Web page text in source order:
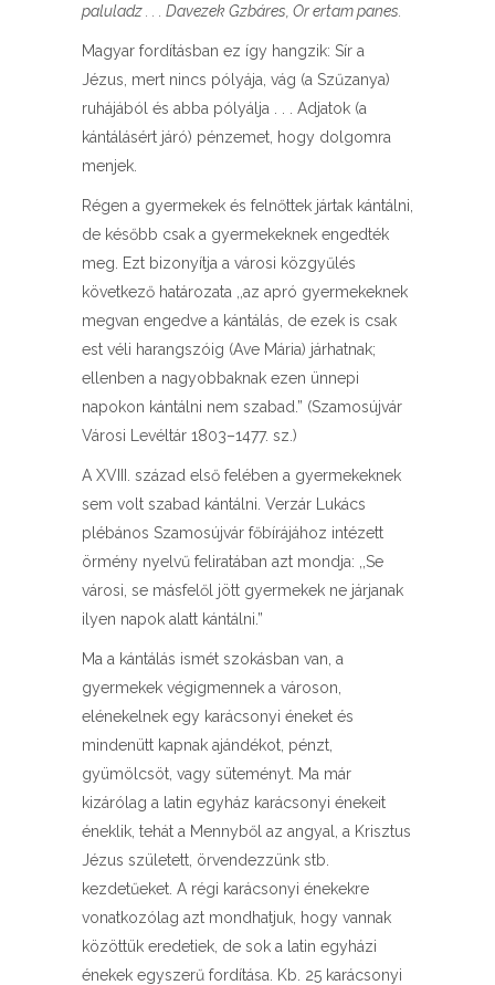
paluladz . . . Davezek Gzbáres, Or ertam panes.
Magyar fordításban ez így hangzik: Sír a
Jézus, mert nincs pólyája, vág (a Szűzanya)
ruhájából és abba pólyálja . . . Adjatok (a
kántálásért járó) pénzemet, hogy dolgomra
menjek.
Régen a gyermekek és felnőttek jártak kántálni,
de később csak a gyermekeknek engedték
meg. Ezt bizonyítja a városi közgyűlés
következő határozata ,,az apró gyermekeknek
megvan engedve a kántálás, de ezek is csak
est véli harangszóig (Ave Mária) járhatnak;
ellenben a nagyobbaknak ezen ünnepi
napokon kántálni nem szabad.” (Szamosújvár
Városi Levéltár 1803–1477. sz.)
A XVIII. század első felében a gyermekeknek
sem volt szabad kántálni. Verzár Lukács
plébános Szamosújvár főbírájához intézett
örmény nyelvű feliratában azt mondja: ,,Se
városi, se másfelől jött gyermekek ne járjanak
ilyen napok alatt kántálni.”
Ma a kántálás ismét szokásban van, a
gyermekek végigmennek a városon,
elénekelnek egy karácsonyi éneket és
mindenütt kapnak ajándékot, pénzt,
gyümölcsöt, vagy süteményt. Ma már
kizárólag a latin egyház karácsonyi énekeit
éneklik, tehát a Mennyből az angyal, a Krisztus
Jézus született, örvendezzünk stb.
kezdetűeket. A régi karácsonyi énekekre
vonatkozólag azt mondhatjuk, hogy vannak
közöttük eredetiek, de sok a latin egyházi
énekek egyszerű fordítása. Kb. 25 karácsonyi